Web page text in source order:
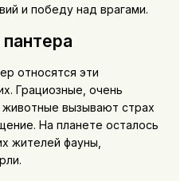
и победу над врагами.
относятся эти
Грациозные, очень
вызывают страх
На планете осталось
жителей фауны,